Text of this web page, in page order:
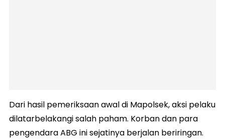
Dari hasil pemeriksaan awal di Mapolsek, aksi pelaku
dilatarbelakangi salah paham. Korban dan para
pengendara ABG ini sejatinya berjalan beriringan.